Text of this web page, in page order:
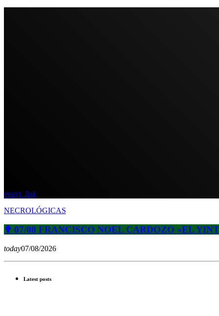
insert_link
NECROLÓGICAS
✟ 07/08 FRANCISCO NOEL CARDOZO «EL
today07/08/2026
Latest posts